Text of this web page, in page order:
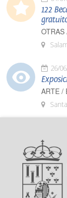
122
OTRAS
26/
ARTE /